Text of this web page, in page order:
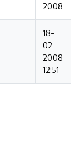
2008
18-
02-
2008
12:51